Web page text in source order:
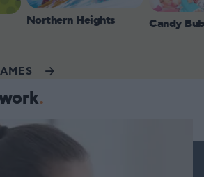
Northern Heights Candy